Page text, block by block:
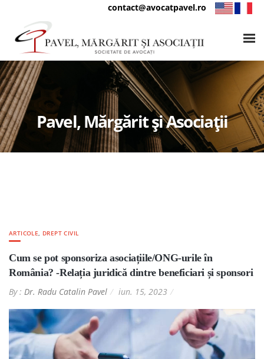
contact@avocatpavel.ro
Pavel, Mărgărit și Asociații
ARTICOLE, DREPT CIVIL
Cum se pot sponsoriza asociațiile/ONG-urile în
România? -Relația juridică dintre beneficiari și sponsori
By : Dr. Radu Catalin Pavel iun. 15, 2023